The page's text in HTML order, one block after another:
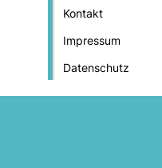
Kontakt
Impressum
Datenschutz